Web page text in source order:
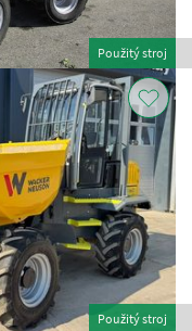
Použitý stroj
Použitý stroj